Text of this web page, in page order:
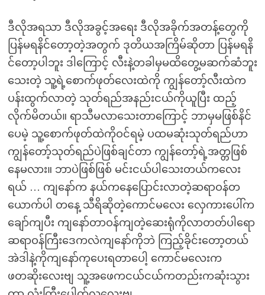
ဒီလိုအရသာ ဒီလိုအခွင့်အရေး ဒီလိုအခိုက်အတန့်တွေကို
ပြန်မရနိင်တော့တဲ့အတွက် ဒုတိယအကြိမ်ဆိုတာ ပြန်မရနိ
င်တော့ပါဘူး ဒါကြောင့် လီးနဲ့တခါမှမထိတွေ့မဆက်ဆံဘူး
သေးတဲ့ သူ့ရဲ့စောက်ဖုတ်လေးထဲကို ကျွန်တော့်လီးထဲက
ပန်းထွက်လာတဲ့ သုတ်ရည်အနည်းငယ်ကိုယူပြီး ထည့်
လိုက်မိတယ်။ ရာသီမလာသေးတာကြောင့် ဘာမှမဖြစ်နိင်
ပေမဲ့ သူ့စောက်ဖုတ်ထဲကိုဝင်ရမဲ့ ပထမဆုံးသုတ်ရည်ဟာ
ကျွန်တော့်သုတ်ရည်ပဲဖြစ်ချင်တာ ကျွန်တော့်ရဲ့အတ္တဖြစ်
နေမလား။ ဘာပဲဖြစ်ဖြစ် မင်းငယ်ပါသေးတယ်ကလေး
ရယ် … ကျနော်က နယ်ကနေပြောင်းလာတဲ့ဆရာဝန်တ
ယောက်ပါ တနေ့ သီရိဆိုတဲ့ကောင်မလေး လှေကားပေါ်က
ချော်ကျပီး ကျနော်တာဝန်ကျတဲ့ဆေးရုံကိုလာတတ်ပါရော
ဆရာဝန်ကြီးဒေကလဲကျနော်ကိုဘဲ ကြည့်ခိုင်းတော့တယ်
အဲဒါနဲ့ကိုကျနော်ကုပေးရတာပေါ့ ကောင်မလေးက
ဖတဆိုးလေးဗျ သူ့အဖေကငယ်ငယ်ကတည်းကဆုံးသွား